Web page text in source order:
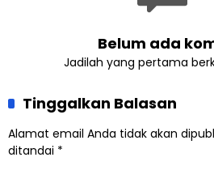
Belum ada
Jadilah yang pertama
Tinggalkan Balasan
Alamat email Anda tidak akan
ditandai *